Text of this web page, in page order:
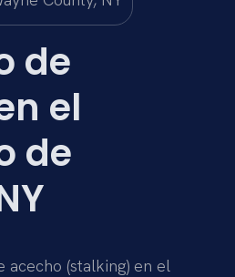
de
el
de
acecho (stalking) en el